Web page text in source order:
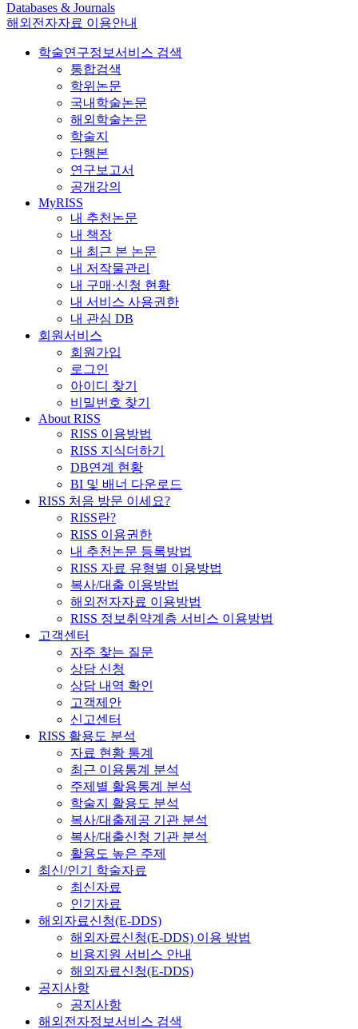
Databases & Journals
해외전자자료 이용안내
학술연구정보서비스 검색
통합검색
학위논문
국내학술논문
해외학술논문
학술지
단행본
연구보고서
공개강의
MyRISS
내 추천논문
내 책장
내 최근 본 논문
내 저작물관리
내 구매·신청 현황
내 서비스 사용권한
내 관심 DB
회원서비스
회원가입
로그인
아이디 찾기
비밀번호 찾기
About RISS
RISS 이용방법
RISS 지식더하기
DB연계 현황
BI 및 배너 다운로드
RISS 처음 방문 이세요?
RISS란?
RISS 이용권한
내 추천논문 등록방법
RISS 자료 유형별 이용방법
복사/대출 이용방법
해외전자자료 이용방법
RISS 정보취약계층 서비스 이용방법
고객센터
자주 찾는 질문
상담 신청
상담 내역 확인
고객제안
신고센터
RISS 활용도 분석
자료 현황 통계
최근 이용통계 분석
주제별 활용통계 분석
학술지 활용도 분석
복사/대출제공 기관 분석
복사/대출신청 기관 분석
활용도 높은 주제
최신/인기 학술자료
최신자료
인기자료
해외자료신청(E-DDS)
해외자료신청(E-DDS) 이용 방법
비용지원 서비스 안내
해외자료신청(E-DDS)
공지사항
공지사항
해외전자정보서비스 검색